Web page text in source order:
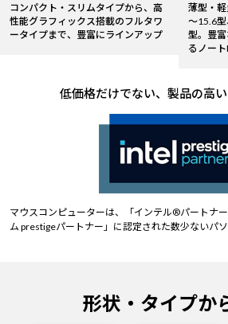
コンパクト・スリムタイプから、高
性能グラフィックス搭載のフルタワ
ータイプまで、豊富にラインアップ
薄型・
～15.6
型。豊
るノート
低価格だけでない、製品の高
マウスコンピューターは、「インテル®パートナ
ム prestigeパートナー」に認定された数少ないパソ
形状・タイプか